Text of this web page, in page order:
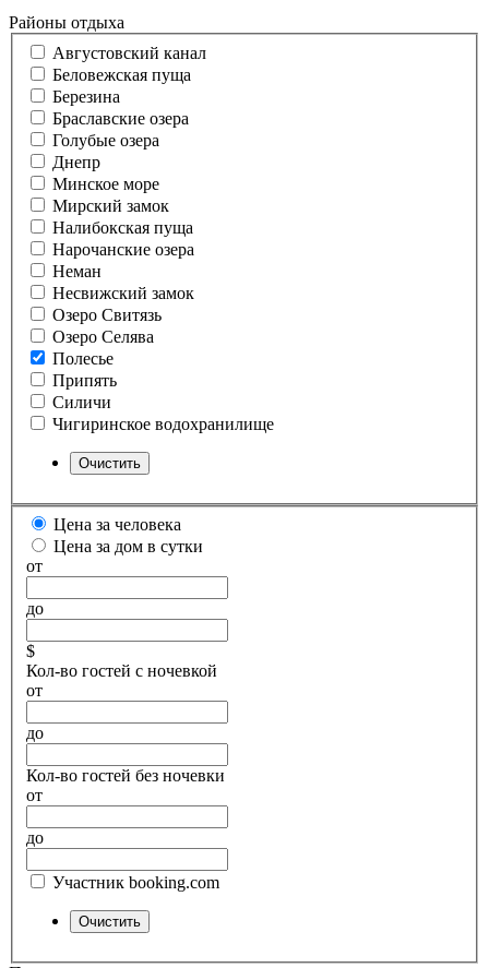
Районы отдыха
Августовский канал
Беловежская пуща
Березина
Браславские озера
Голубые озера
Днепр
Минское море
Мирский замок
Налибокская пуща
Нарочанские озера
Неман
Несвижский замок
Озеро Свитязь
Озеро Селява
Полесье
Припять
Силичи
Чигиринское водохранилище
Цена за человека
Цена за дом в сутки
от
до
$
Кол-во гостей с ночевкой
от
до
Кол-во гостей без ночевки
от
до
Участник booking.com